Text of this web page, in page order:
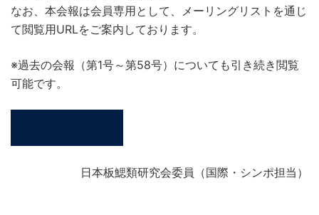
なお、本会報は会員専用として、メーリングリストを通じ
て閲覧用URLをご案内しております。
※過去の会報（第1号～第58号）についても引き続き閲覧
可能です。
日本板鰓類研究会委員（国際・シンポ担当）